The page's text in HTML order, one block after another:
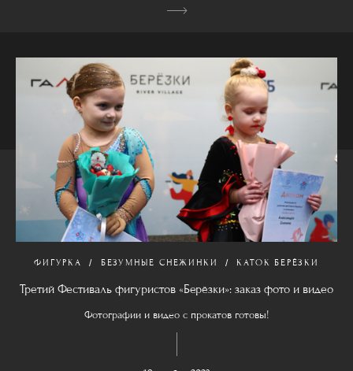
ФИГУРКА БЕЗУМНЫЕ СНЕЖИНКИ КАТОК БЕРЁЗКИ
Третий Фестиваль фигуристов «Берёзки»: заказ фото и видео
Фотографии и видео с прокатов готовы!